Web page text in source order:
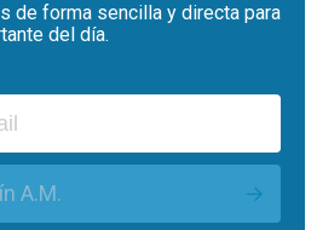
de forma sencilla y directa para
del día.
A.M.